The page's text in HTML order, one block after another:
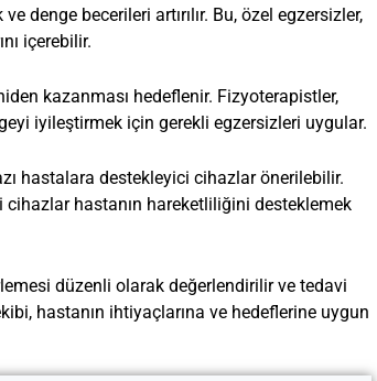
denge becerileri artırılır. Bu, özel egzersizler,
içerebilir.
kazanması hedeflenir. Fizyoterapistler,
iyileştirmek için gerekli egzersizleri uygular.
hastalara destekleyici cihazlar önerilebilir.
cihazlar hastanın hareketliliğini desteklemek
düzenli olarak değerlendirilir ve tedavi
hastanın ihtiyaçlarına ve hedeflerine uygun